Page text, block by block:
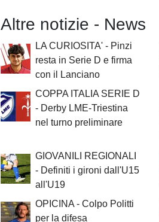
Altre notizie - News
LA CURIOSITA' - Pinzi
resta in Serie D e firma
con il Lanciano
COPPA ITALIA SERIE D
- Derby LME-Triestina
nel turno preliminare
GIOVANILI REGIONALI
- Definiti i gironi dall'U15
all'U19
OPICINA - Colpo Politti
per la difesa